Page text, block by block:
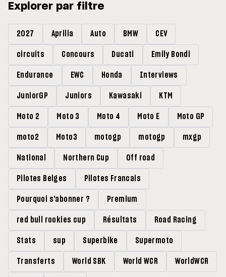
Explorer par filtre
2027 Aprilia Auto BMW CEV
circuits Concours Ducati Emily Bondi
Endurance EWC Honda Interviews
JuniorGP Juniors Kawasaki KTM
Moto 2 Moto 3 Moto 4 Moto E Moto GP
moto2 Moto3 motogp motogp mxgp
National Northern Cup Off road
Pilotes Belges Pilotes Francais
Pourquoi s'abonner ? Premium
red bull rookies cup Résultats Road Racing
Stats sup Superbike Supermoto
Transferts World SBK World WCR WorldWCR